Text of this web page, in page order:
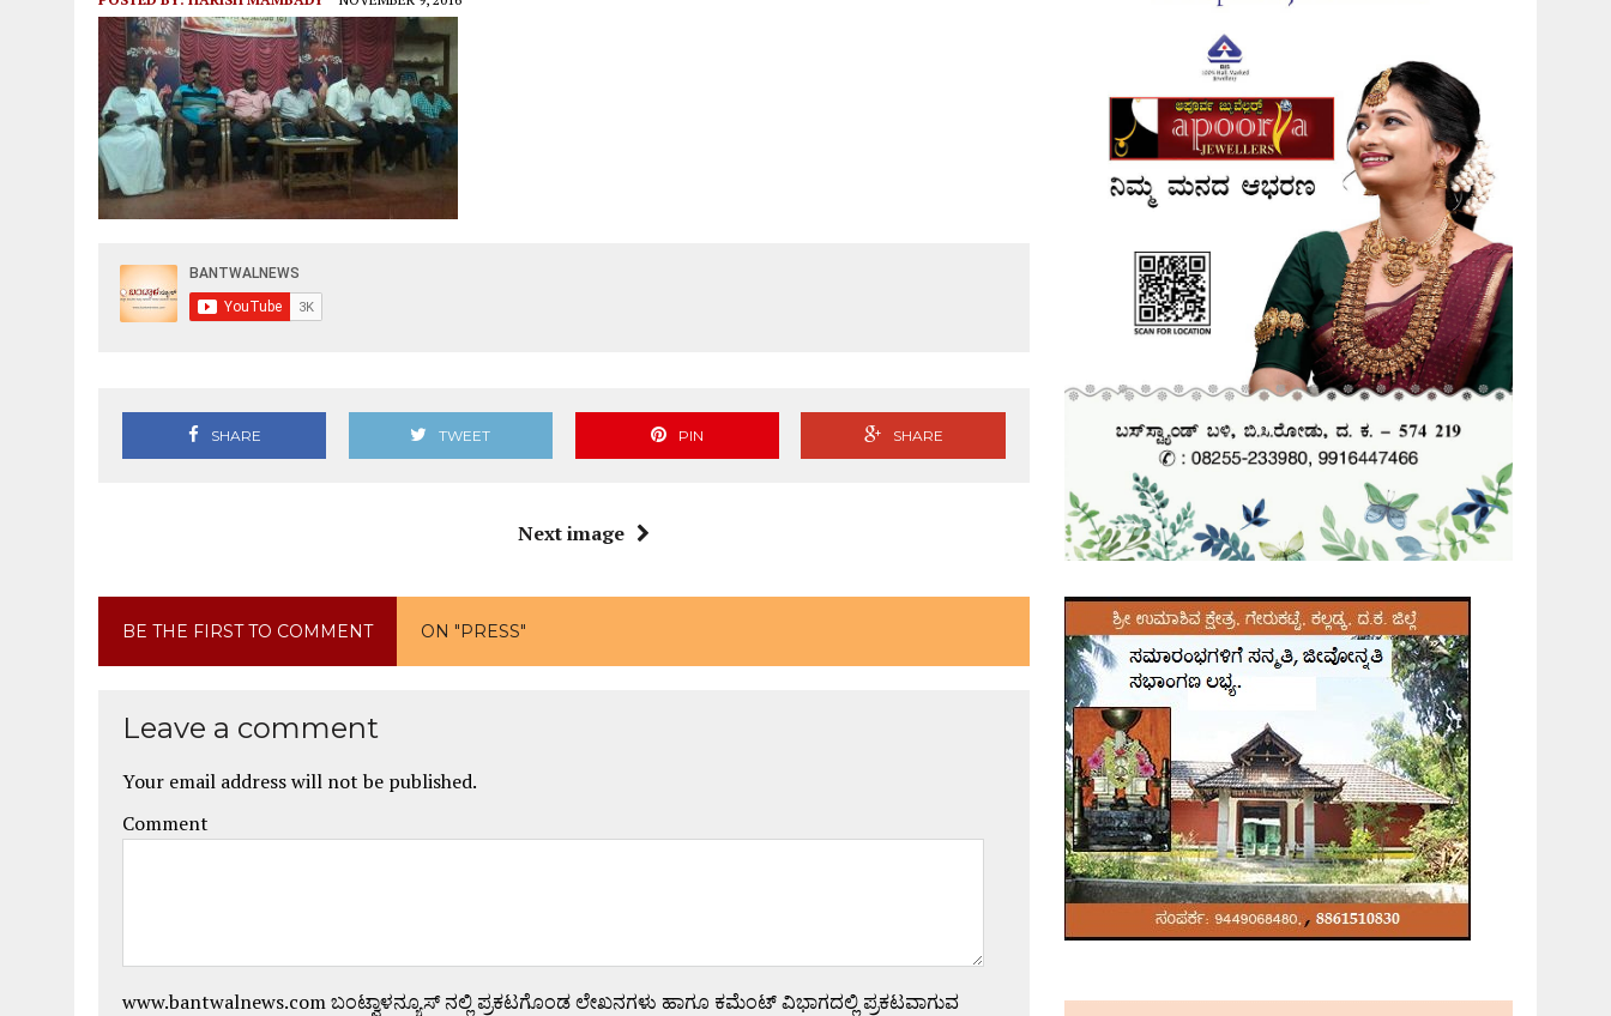
SHARE TWEET PIN SHARE
Next image
BE THE FIRST TO COMMENT ON "PRESS"
Leave a comment
Your email address will not be published.
Comment
www.bantwalnews.com ಬಂಟ್ವಾಳನ್ಯೂಸ್ ನಲ್ಲಿ ಪ್ರಕಟಗೊಂಡ ಲೇಖನಗಳು ಹಾಗೂ ಕಮೆಂಟ್ ವಿಭಾಗದಲ್ಲಿ ಪ್ರಕಟವಾಗುವ